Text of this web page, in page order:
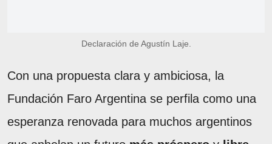
Declaración de Agustín Laje.
Con una propuesta clara y ambiciosa, la
Fundación Faro Argentina se perfila como una
esperanza renovada para muchos argentinos